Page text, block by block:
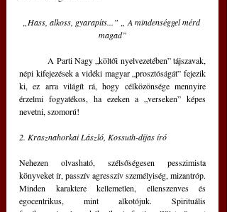
„Hass, alkoss, gyarapíts...” „ A mindenséggel mérd
magad”
népi kifejezések a vidéki magyar „prosztóságát” fejezik
ki, ez arra világít rá, hogy célközönsége mennyire
érzelmi fogyatékos, ha ezeken a „verseken” képes
nevetni, szomorú!
2. Krasznahorkai László, Kossuth-díjas író
Nehezen olvasható, szélsőségesen pesszimista
könyveket ír, passzív agresszív személyiség, mizantróp.
Minden karaktere kellemetlen, ellenszenves és
egocentrikus, mint alkotójuk. Spirituális